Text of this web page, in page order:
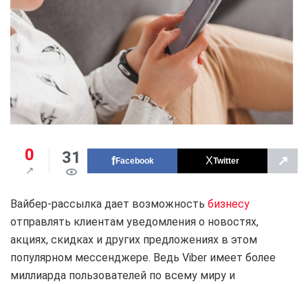
0 31 Facebook Twitter ↗
Вайбер-рассылка дает возможность бизнесу
отправлять клиентам уведомления о новостях,
акциях, скидках и других предложениях в этом
популярном мессенджере. Ведь Viber имеет более
миллиарда пользователей по всему миру и